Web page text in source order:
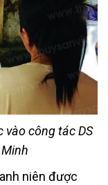
vào công tác DS
niên được